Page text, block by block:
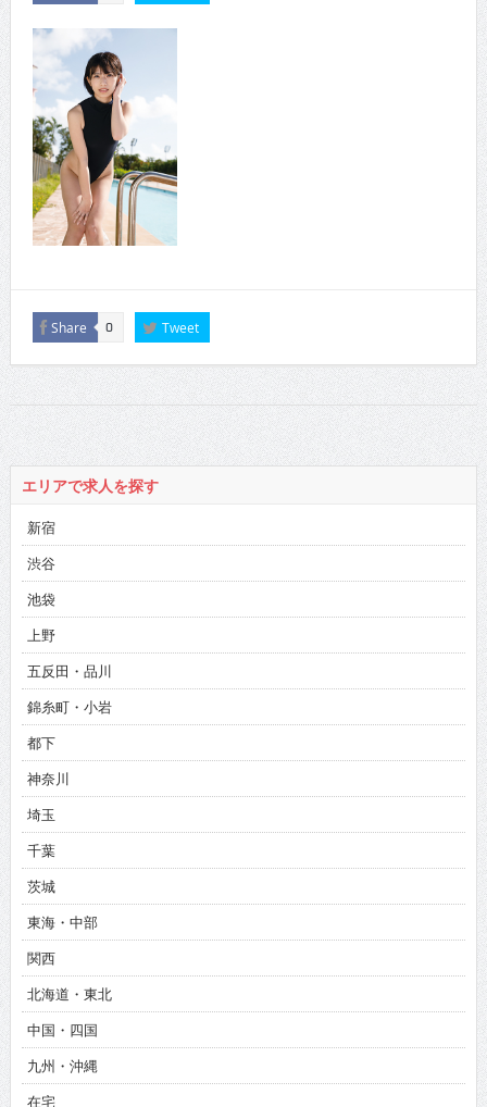
Share 0 Tweet
エリアで求人を探す
新宿
渋谷
池袋
上野
五反田・品川
錦糸町・小岩
都下
神奈川
埼玉
千葉
茨城
東海・中部
関西
北海道・東北
中国・四国
九州・沖縄
在宅